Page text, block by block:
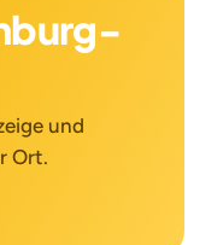
und
Ort.